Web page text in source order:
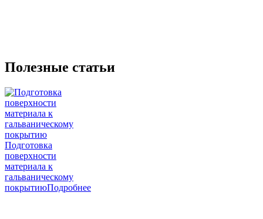
Полезные статьи
Подготовка
поверхности
материала к
гальваническому
покрытиюПодробнее